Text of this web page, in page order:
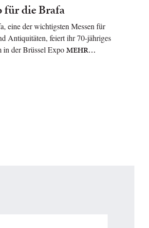
für die Brafa
eine der wichtigsten Messen für
Antiquitäten, feiert ihr 70-jähriges
in der Brüssel ExpoMEHR…